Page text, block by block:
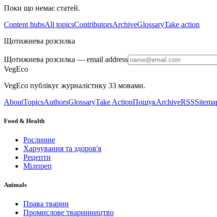
Поки що немає статей.
Content hubsAll topicsContributorsArchiveGlossaryTake action
Щотижнева розсилка
Щотижнева розсилка — email address
VegEco
VegEco публікує журналістику 33 мовами.
AboutTopicsAuthorsGlossaryTake ActionПошукArchiveRSS
Food & Health
Рослинне
Харчування та здоров'я
Рецепти
Мілпреп
Animals
Права тварин
Промислове тваринництво